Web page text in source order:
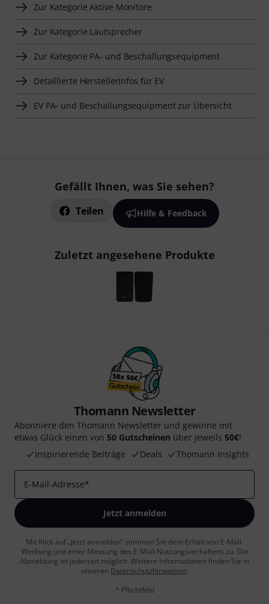
Zur Kategorie Aktive Monitore
Zur Kategorie Lautsprecher
Zur Kategorie PA- und Beschallungsequipment
Detaillierte Herstellerinfos für EV
EV PA- und Beschallungsequipment zur Übersicht
Gefällt Ihnen, was Sie sehen?
Teilen Hilfe & Feedback
Zuletzt angesehene Produkte
Thomann Newsletter
Abonniere den Thomann Newsletter und gewinne mit
etwas Glück einen von 50 Gutscheinen über jeweils 50€!
Inspirierende Beiträge
Deals Thomann Insights
E-Mail-Adresse*
Jetzt anmelden
Mit Klick auf „Jetzt anmelden“ stimmen Sie dem Erhalt von E-Mail-
Werbung und einer Messung des E-Mail-Nutzungsverhaltens zu. Die
Abmeldung ist jederzeit möglich. Weitere Informationen finden Sie in
unseren Datenschutzhinweisen.
* Pflichtfeld